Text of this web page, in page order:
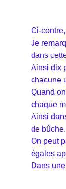
Ci-
Je
dans
Ainsi dix
chacune
Quand
chaque
Ainsi
de bûche.
On peut
égales
Dans